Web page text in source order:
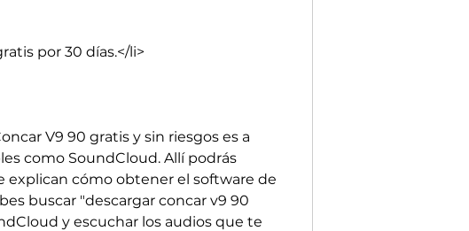
por 30 días.</li>
V9 90 gratis y sin riesgos es a
como SoundCloud. Allí podrás
explican cómo obtener el software de
buscar "descargar concar v9 90
y escuchar los audios que te